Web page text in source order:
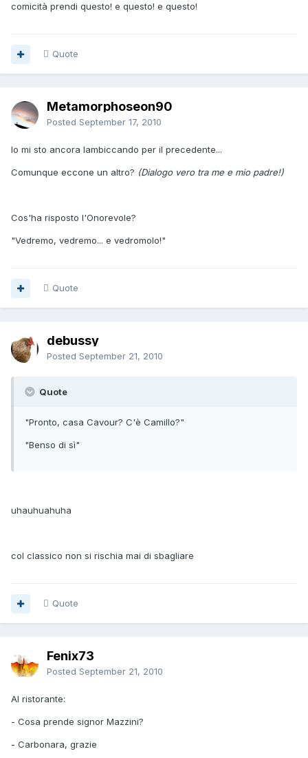
comicità prendi questo! e questo! e questo!
Quote
Metamorphoseon90
Posted September 17, 2010
Io mi sto ancora lambiccando per il precedente...
Comunque eccone un altro? (Dialogo vero tra me e mio padre!)
Cos'ha risposto l'Onorevole?
"Vedremo, vedremo... e vedromolo!"
Quote
debussy
Posted September 21, 2010
Quote
"Pronto, casa Cavour? C'è Camillo?"
"Benso di sì"
uhauhuahuha
col classico non si rischia mai di sbagliare
Quote
Fenix73
Posted September 21, 2010
Al ristorante:
- Cosa prende signor Mazzini?
- Carbonara, grazie